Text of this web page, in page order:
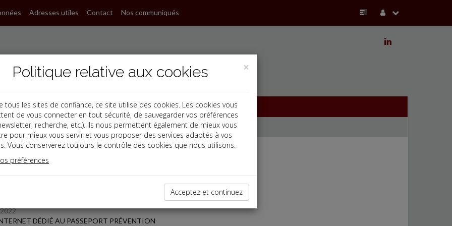
Adresses utiles Contact Nos communiqués
j
dernières dépêches
DÉDIÉ AU PASSEPORT PRÉVENTION
×
Politique relative aux cookies
tous les sites de confiance, ce site utilise des cookies. Les cookies vous
de vous connecter en tout sécurité, de sauvegarder vos préférences
recherche, etc.). Ils nous permettent également de mieux vous
pour mieux vous servir et vous proposer des services adaptés à vos
Vous conserverez toujours le contrôle des cookies que nous utilisons.
préférences
Acceptez et continuez